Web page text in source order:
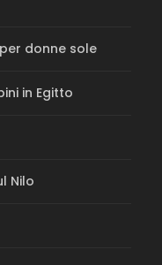
donne sole
in Egitto
Nilo